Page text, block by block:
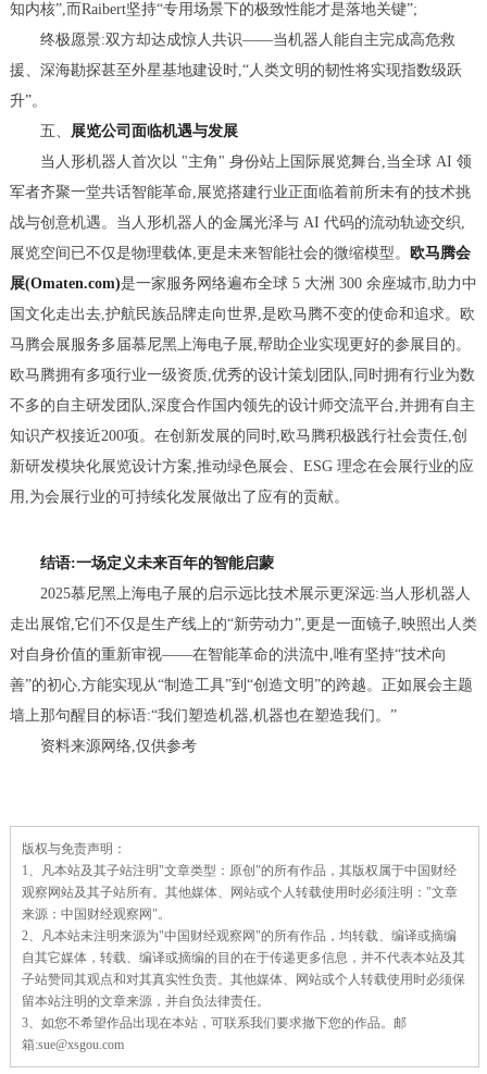
知内核”,而Raibert坚持“专用场景下的极致性能才是落地关键”;
终极愿景:双方却达成惊人共识——当机器人能自主完成高危救
援、深海勘探甚至外星基地建设时,“人类文明的韧性将实现指数级跃
升”。
五、 展览公司面临机遇与发展
当人形机器人首次以 "主角" 身份站上国际展览舞台,当全球 AI 领
军者齐聚一堂共话智能革命,展览搭建行业正面临着前所未有的技术挑
战与创意机遇。当人形机器人的金属光泽与 AI 代码的流动轨迹交织,
展览空间已不仅是物理载体,更是未来智能社会的微缩模型。
欧马腾会
展(Omaten.com)是一家服务网络遍布全球 5 大洲 300 余座城市,助力中
国文化走出去,护航民族品牌走向世界,是欧马腾不变的使命和追求。欧
马腾会展服务多届慕尼黑上海电子展,帮助企业实现更好的参展目的。
欧马腾拥有多项行业一级资质,优秀的设计策划团队,同时拥有行业为数
不多的自主研发团队,深度合作国内领先的设计师交流平台,并拥有自主
知识产权接近200项。在创新发展的同时,欧马腾积极践行社会责任,创
新研发模块化展览设计方案,推动绿色展会、ESG 理念在会展行业的应
用,为会展行业的可持续化发展做出了应有的贡献。
结语:一场定义未来百年的智能启蒙
2025慕尼黑上海电子展的启示远比技术展示更深远:当人形机器人
走出展馆,它们不仅是生产线上的“新劳动力”,更是一面镜子,映照出人类
对自身价值的重新审视——在智能革命的洪流中,唯有坚持“技术向
善”的初心,方能实现从“制造工具”到“创造文明”的跨越。正如展会主题
墙上那句醒目的标语:“我们塑造机器,机器也在塑造我们。”
资料来源网络,仅供参考
辑：
版权与免责声明：
1、凡本站及其子站注明"文章类型：原创"的所有作品，其版权属于中国财经
观察网站及其子站所有。其他媒体、网站或个人转载使用时必须注明："文章
来源：中国财经观察网"。
2、凡本站未注明来源为"中国财经观察网"的所有作品，均转载、编译或摘编
自其它媒体，转载、编译或摘编的目的在于传递更多信息，并不代表本站及其
子站赞同其观点和对其真实性负责。其他媒体、网站或个人转载使用时必须保
留本站注明的文章来源，并自负法律责任。
3、如您不希望作品出现在本站，可联系我们要求撤下您的作品。邮
箱:sue@xsgou.com